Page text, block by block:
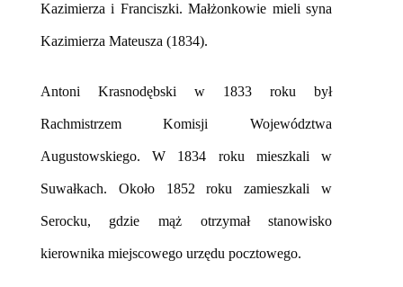
Kazimierza i Franciszki. Małżonkowie mieli syna
Kazimierza Mateusza (1834).
Antoni Krasnodębski w 1833 roku był
Rachmistrzem Komisji Województwa
Augustowskiego. W 1834 roku mieszkali w
Suwałkach. Około 1852 roku zamieszkali w
Serocku, gdzie mąż otrzymał stanowisko
kierownika miejscowego urzędu pocztowego.